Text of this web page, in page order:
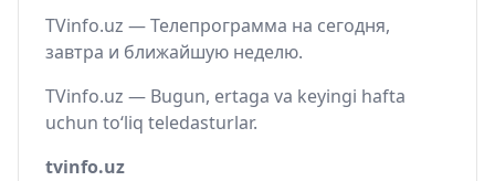
TVinfo.uz — Телепрограмма на сегодня,
завтра и ближайшую неделю.
TVinfo.uz — Bugun, ertaga va keyingi hafta
uchun to‘liq teledasturlar.
tvinfo.uz